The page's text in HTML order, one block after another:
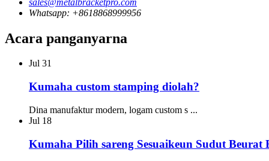
Whatsapp: +8618868999956
Acara panganyarna
Jul 31
Kumaha custom stamping diolah?
Dina manufaktur modern, logam custom s ...
Jul 18
Kumaha Pilih sareng Sesuaikeun Sudut Beurat